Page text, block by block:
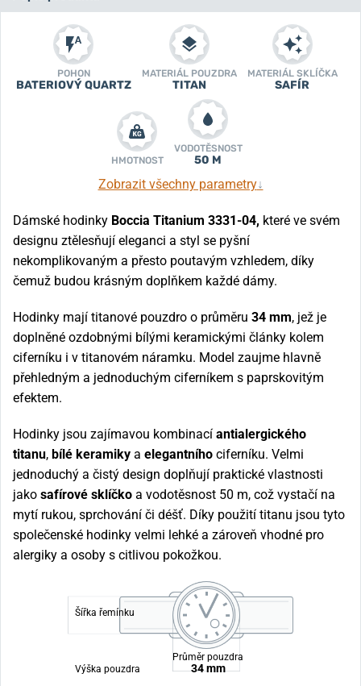
POHON
BATERIOVÝ QUARTZ
MATERIÁL POUZDRA
TITAN
MATERIÁL SKLÍČKA
SAFÍR
HMOTNOST
VODOTĚSNOST
50 M
Zobrazit všechny parametry↓
Dámské hodinky Boccia Titanium 3331-04, které ve svém
designu ztělesňují eleganci a styl se pyšní
nekomplikovaným a přesto poutavým vzhledem, díky
čemuž budou krásným doplňkem každé dámy.
Hodinky mají titanové pouzdro o průměru 34 mm, jež je
doplněné ozdobnými bílými keramickými články kolem
ciferníku i v titanovém náramku. Model zaujme hlavně
přehledným a jednoduchým ciferníkem s paprskovitým
efektem.
Hodinky jsou zajímavou kombinací antialergického
titanu, bílé keramiky a elegantního ciferníku. Velmi
jednoduchý a čistý design doplňují praktické vlastnosti
jako safírové sklíčko a vodotěsnost 50 m, což vystačí na
mytí rukou, sprchování či déšť. Díky použití titanu jsou tyto
společenské hodinky velmi lehké a zároveň vhodné pro
alergiky a osoby s citlivou pokožkou.
Šířka řemínku
Výška pouzdra
Průměr pouzdra
34 mm